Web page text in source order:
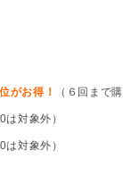
お得！ （６回まで
対象外）
は対象外）